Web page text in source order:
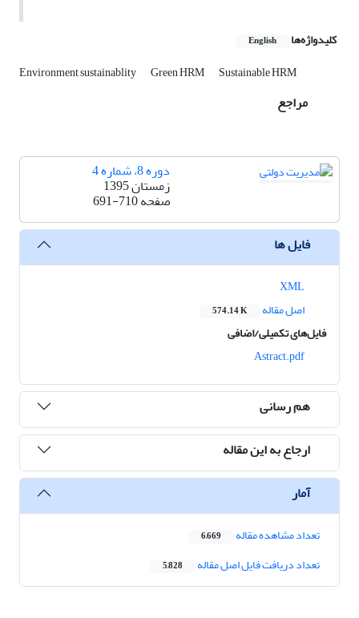
کلیدواژه‌ها English
Environment sustainablity Green HRM Sustainable HRM
مراجع
دوره 8، شماره 4
زمستان 1395
صفحه691-710
فایل ها
اصل مقاله
574.14 K
فایل‌های تکمیلی/اضافی
Astract.pdf
هم رسانی
ارجاع به این مقاله
آمار
تعداد مشاهده مقاله 6,669
تعداد دریافت فایل اصل مقاله 5,828